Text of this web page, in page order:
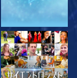
観る